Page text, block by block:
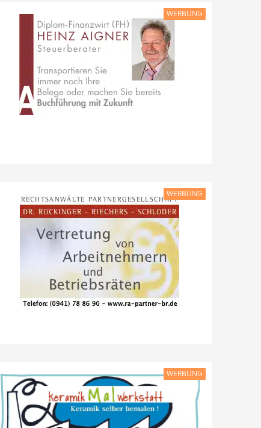
WERBUNG
WERBUNG
WERBUNG